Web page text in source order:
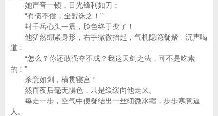
她声音一顿，目光锋利如刀：
“有债不偿，全盟诛之！”
封千岳心头一震，脸色终于变了！
他猛然绷紧身形，右手微微抬起，气机隐隐凝聚，沉声喝
道：
“怎么？你还敢强夺不成？我这天剑之法，可不是吃素
的！”
杀意如剑，横贯寝宫！
然而夜后毫无惧色，只是缓缓向他走来。
每走一步，空气中便凝结出一丝细微冰霜，步步寒意逼
人。